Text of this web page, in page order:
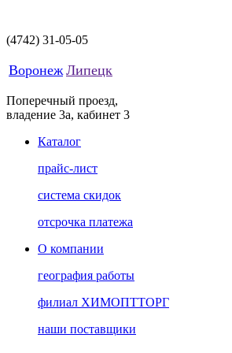
(4742) 31-05-05
Воронеж Липецк
Поперечный проезд,
владение 3а, кабинет 3
Каталог
прайс-лист
система скидок
отсрочка платежа
О компании
география работы
филиал ХИМОПТТОРГ
наши поставщики